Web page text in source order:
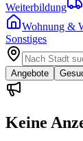
Weiterbildung
Wohnung &
Sonstiges
Angebote
Keine